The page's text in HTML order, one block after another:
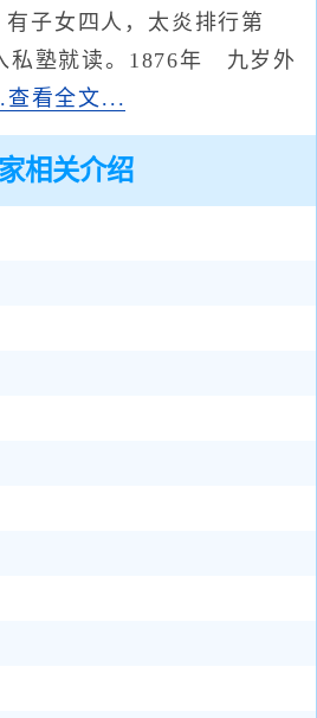
子女四人，太炎排行第
塾就读。1876年 九岁外
查看全文...
相关介绍